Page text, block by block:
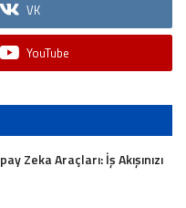
VK
YouTube
Zeka Araçları: İş Akışınızı